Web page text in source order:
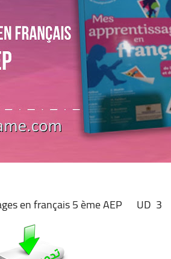
en français 5 ème AEP UD 3